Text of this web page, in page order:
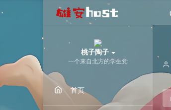
桃子陶子
一个来自北方的学生党
首页